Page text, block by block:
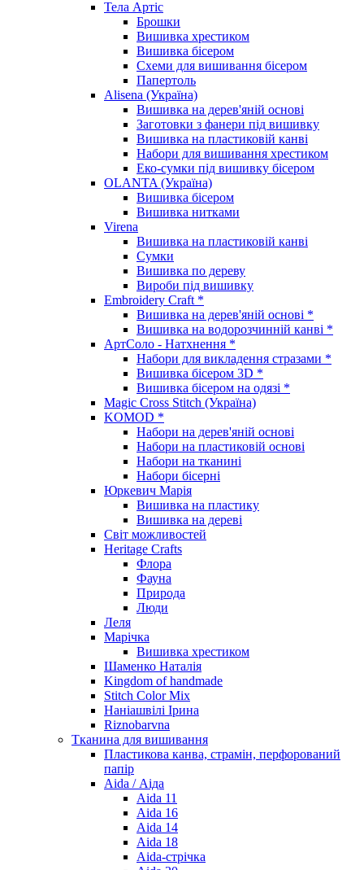
Тела Артіс
Брошки
Вишивка хрестиком
Вишивка бісером
Схеми для вишивання бісером
Папертоль
Alisena (Україна)
Вишивка на дерев'яній основі
Заготовки з фанери під вишивку
Вишивка на пластиковій канві
Набори для вишивання хрестиком
Еко-сумки під вишивку бісером
OLANTA (Україна)
Вишивка бісером
Вишивка нитками
Virena
Вишивка на пластиковій канві
Сумки
Вишивка по дереву
Вироби під вишивку
Embroidery Craft *
Вишивка на дерев'яній основі *
Вишивка на водорозчинній канві *
АртСоло - Натхнення *
Набори для викладення стразами *
Вишивка бісером 3D *
Вишивка бісером на одязі *
Magic Cross Stitch (Україна)
KOMOD *
Набори на дерев'яній основі
Набори на пластиковій основі
Набори на тканині
Набори бісерні
Юркевич Марія
Вишивка на пластику
Вишивка на дереві
Світ можливостей
Heritage Crafts
Флора
Фауна
Природа
Люди
Леля
Марічка
Вишивка хрестиком
Шаменко Наталія
Kingdom of handmade
Stitch Color Mix
Наніашвілі Ірина
Riznobarvna
Тканина для вишивання
Пластикова канва, страмін, перфорований
папір
Aida / Аіда
Aida 11
Aida 16
Aida 14
Aida 18
Aida-стрічка